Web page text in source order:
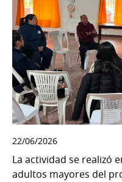
22/06/2026
La actividad se realizó
adultos mayores del